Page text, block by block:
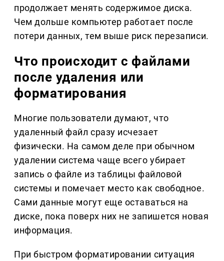
продолжает менять содержимое диска.
Чем дольше компьютер работает после
потери данных, тем выше риск перезаписи.
Что происходит с файлами
после удаления или
форматирования
Многие пользователи думают, что
удаленный файл сразу исчезает
физически. На самом деле при обычном
удалении система чаще всего убирает
запись о файле из таблицы файловой
системы и помечает место как свободное.
Сами данные могут еще оставаться на
диске, пока поверх них не запишется новая
информация.
При быстром форматировании ситуация